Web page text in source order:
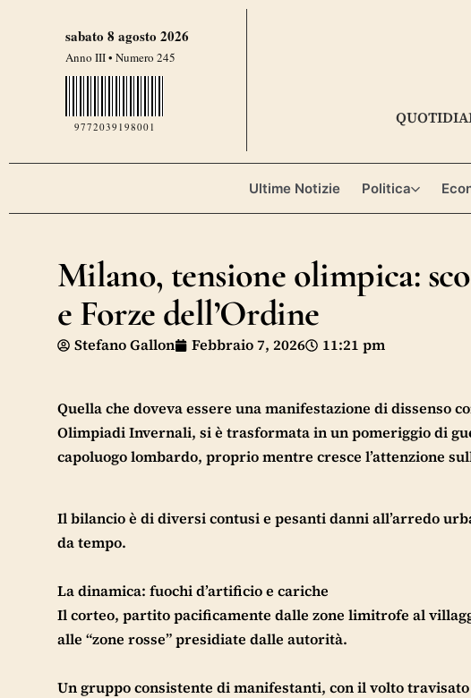
sabato 8 agosto 2026
Anno III • Numero 245
9772039198001
Ultime Notizie Politica
Milano, tensione olimpica:
e Forze dell’Ordine
Stefano Gallon Febbraio 7, 2026 11:21 pm
Quella che doveva essere una manifestazione di dissenso
Olimpiadi Invernali, si è trasformata in un pomeriggio di
capoluogo lombardo, proprio mentre cresce l’attenzione
Il bilancio è di diversi contusi e pesanti danni all’arredo
da tempo.
La dinamica: fuochi d’artificio e cariche
Il corteo, partito pacificamente dalle zone limitrofe al
alle “zone rosse” presidiate dalle autorità.
Un gruppo consistente di manifestanti, con il volto